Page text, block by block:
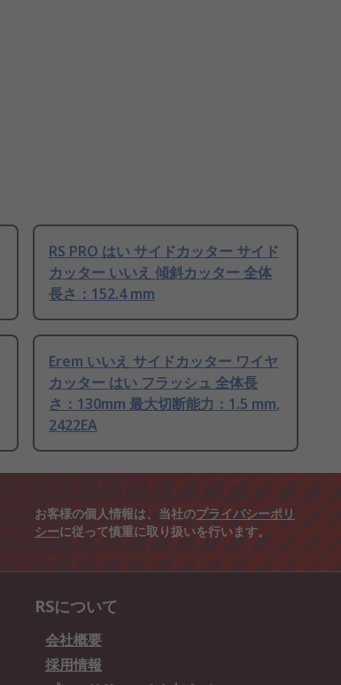
RS PRO はい サイドカッター サイド
カッター いいえ 傾斜カッター 全体
長さ：152.4 mm
Erem いいえ サイドカッター ワイヤ
カッター はい フラッシュ 全体長
さ：130mm 最大切断能力：1.5 mm,
2422EA
お客様の個人情報は、当社のプライバシーポリ
シーに従って慎重に取り扱いを行います。
RSについて
会社概要
採用情報